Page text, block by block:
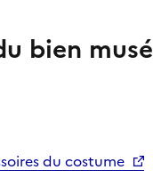
bien
du costume